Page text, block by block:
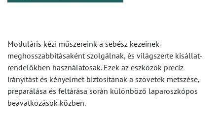
Moduláris kézi műszereink a sebész kezeinek
meghosszabbításaként szolgálnak, és világszerte kisállat-
rendelőkben használatosak. Ezek az eszközök precíz
irányítást és kényelmet biztosítanak a szövetek metszése,
preparálása és feltárása során különböző laparoszkópos
beavatkozások közben.